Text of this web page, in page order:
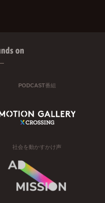
on
PODCAST番組
社会を動かすかけ声